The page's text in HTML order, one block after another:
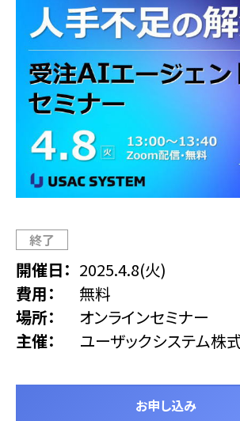
終了
開催日
2025.4.8(火)
費用
無料
場所
オンラインセミナー
主催
ユーザックシステム株
お申し込み